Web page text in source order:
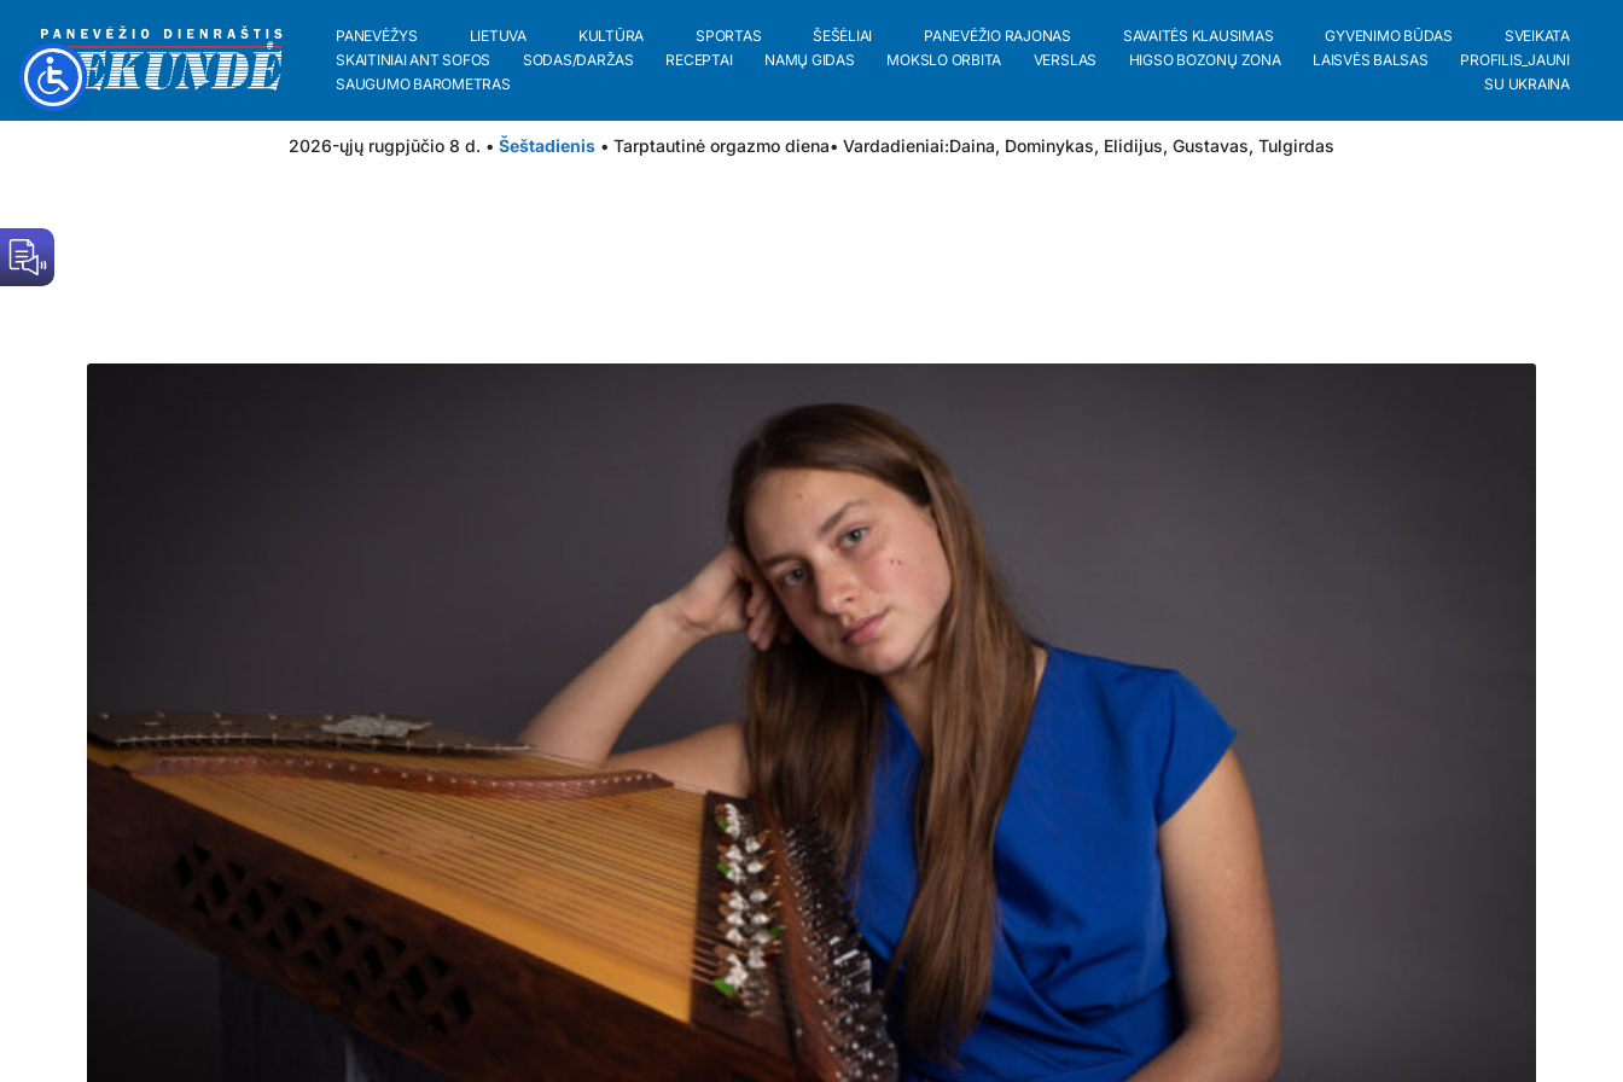
PANEVĖŽYS LIETUVA KULTŪRA SPORTAS ŠEŠĖLIAI PANEVĖŽIO RAJONAS SAVAITĖS KLAUSIMAS GYVENIMO BŪDAS
SVEIKATA
SKAITINIAI ANT SOFOS
SODAS/DARŽAS RECEPTAI NAMŲ GIDAS MOKSLO ORBITA VERSLAS HIGSO BOZONŲ ZONA LAISVĖS BALSAS
PROFILIS_JAUNI
SAUGUMO BAROMETRAS
SU UKRAINA
2026-ųjų rugpjūčio 8 d. • Šeštadienis • Tarptautinė orgazmo diena• Vardadieniai:Daina, Dominykas, Elidijus, Gustavas, Tulgirdas